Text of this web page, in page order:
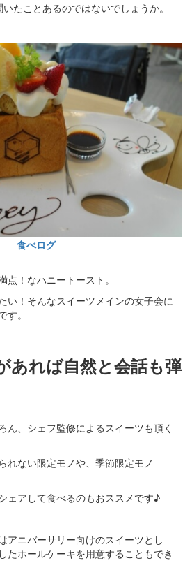
たことあるのではないでしょうか。
食べログ
！なハニートースト。
い！そんなスイーツメインの女子会に
。
あれば自然と会話も弾
ん、シェフ監修によるスイーツも頂く
れない限定モノや、季節限定モノ
ェアして食べるのもおススメです♪
アニバーサリー向けのスイーツとし
たホールケーキを用意することもでき